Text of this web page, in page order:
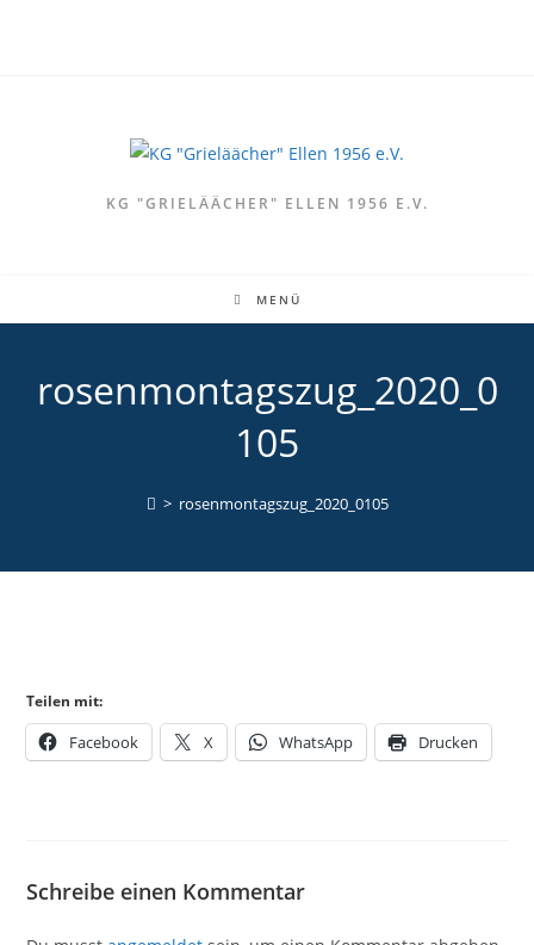
KG "GRIELÄÄCHER" ELLEN 1956 E.V.
MENÜ
rosenmontagszug_2020_0
105
> rosenmontagszug_2020_0105
Teilen mit:
Facebook X WhatsApp Drucken
Schreibe einen Kommentar